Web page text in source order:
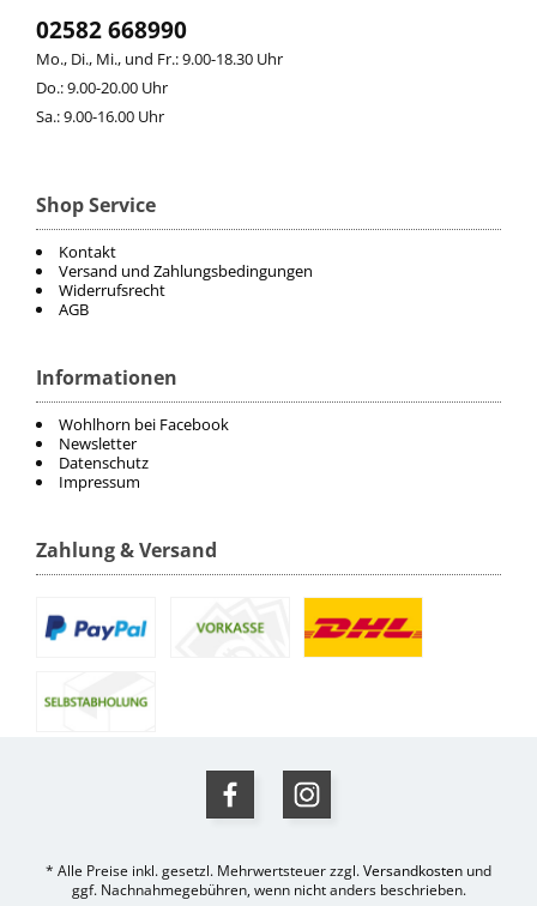
02582 668990
Mo., Di., Mi., und Fr.: 9.00-18.30 Uhr
Do.: 9.00-20.00 Uhr
Sa.: 9.00-16.00 Uhr
Shop Service
Kontakt
Versand und Zahlungsbedingungen
Widerrufsrecht
AGB
Informationen
Wohlhorn bei Facebook
Newsletter
Datenschutz
Impressum
Zahlung & Versand
* Alle Preise inkl. gesetzl. Mehrwertsteuer zzgl.Versandkosten und
ggf. Nachnahmegebühren, wenn nicht anders beschrieben.